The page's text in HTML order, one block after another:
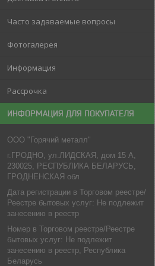
Часто задаваемые вопросы
Фотогалерея
Информация
Рассрочка
ИНФОРМАЦИЯ ДЛЯ ПОКУПАТЕЛЯ
ООО "Горячий металл"
г.ГРОДНО, ул.ЛИДСКАЯ, дом 15 А,
230025, РЕСПУБЛИКА БЕЛАРУСЬ,
ГРОДНЕНСКАЯ обл
Дата регистрации в Торговом реестре/
Реестре бытовых услуг: Не подлежит
занесению в реестр
Номер в Торговом реестре/Реестре
бытовых услуг: Не подлежит
занесению в реестр, Республика
Беларусь